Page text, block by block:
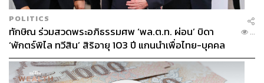
POLITICS
ทักษิณ ร่วมสวดพระอภิธรรมศพ ‘พล.ต.ท. ผ่อน’ บิดา
‘พักตร์พิไล ทวีสิน’ สิริอายุ 103 ปี แกนนำเพื่อไทย-บุคคล
หลากวงการร่วมอาลัย
...